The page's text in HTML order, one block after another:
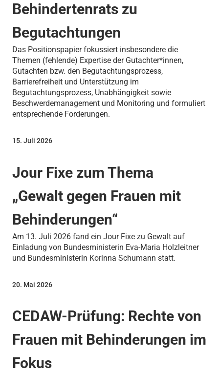
Behindertenrats zu
Begutachtungen
Das Positionspapier fokussiert insbesondere die
Themen (fehlende) Expertise der Gutachter*innen,
Gutachten bzw. den Begutachtungsprozess,
Barrierefreiheit und Unterstützung im
Begutachtungsprozess, Unabhängigkeit sowie
Beschwerdemanagement und Monitoring und formuliert
entsprechende Forderungen.
Jour Fixe zum Thema
„Gewalt gegen Frauen mit
Behinderungen“
15. Juli 2026
Am 13. Juli 2026 fand ein Jour Fixe zu Gewalt auf
Einladung von Bundesministerin Eva-Maria Holzleitner
und Bundesministerin Korinna Schumann statt.
CEDAW-Prüfung: Rechte von
Frauen mit Behinderungen im
Fokus
20. Mai 2026